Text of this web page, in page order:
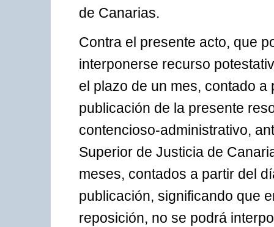
de Canarias.
Contra el presente acto, que
interponerse recurso
el plazo de un mes, contado
publicación de la presente
contencioso-administrativo,
Superior de Justicia de
meses, contados a partir del
publicación, significando que
reposición, no se podrá